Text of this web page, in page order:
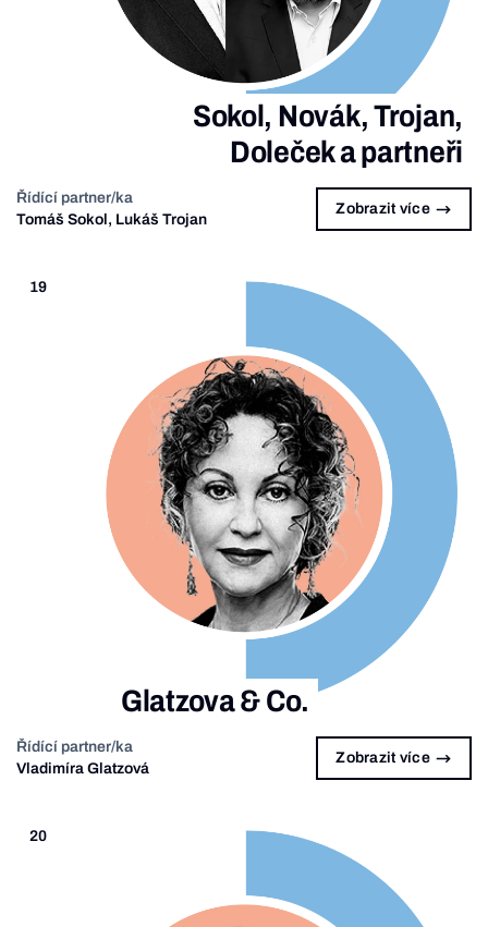
Sokol, Novák, Trojan,
Doleček a partneři
Řídící partner/ka
Tomáš Sokol, Lukáš Trojan
Zobrazit více
19
Glatzova & Co.
Řídící partner/ka
Vladimíra Glatzová
Zobrazit více
20